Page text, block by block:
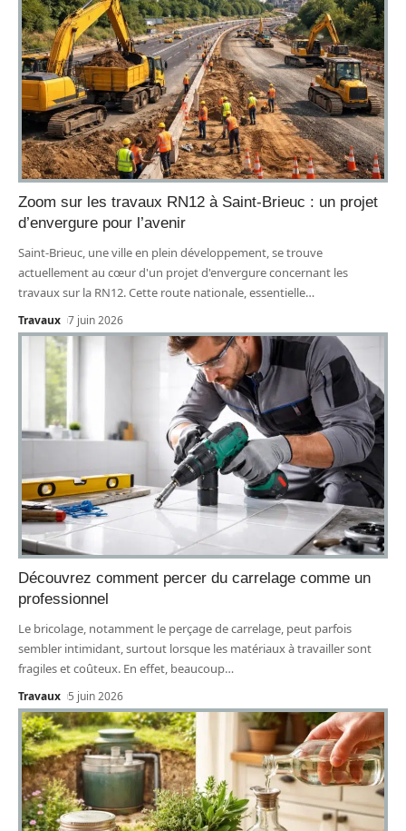
Zoom sur les travaux RN12 à Saint-Brieuc : un projet
d’envergure pour l’avenir
Saint-Brieuc, une ville en plein développement, se trouve
actuellement au cœur d'un projet d'envergure concernant les
travaux sur la RN12. Cette route nationale, essentielle…
Travaux 7 juin 2026
Découvrez comment percer du carrelage comme un
professionnel
Le bricolage, notamment le perçage de carrelage, peut parfois
sembler intimidant, surtout lorsque les matériaux à travailler sont
fragiles et coûteux. En effet, beaucoup…
Travaux 5 juin 2026